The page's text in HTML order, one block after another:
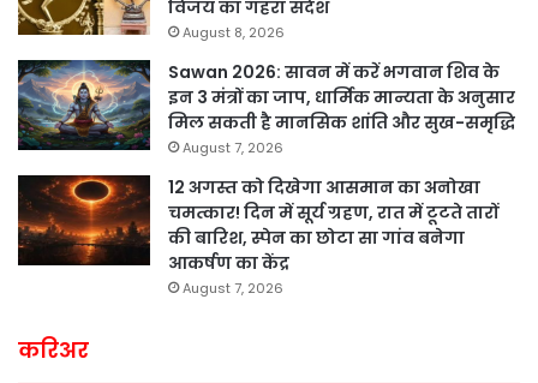
विजय का गहरा संदेश
August 8, 2026
Sawan 2026: सावन में करें भगवान शिव के
इन 3 मंत्रों का जाप, धार्मिक मान्यता के अनुसार
मिल सकती है मानसिक शांति और सुख-समृद्धि
August 7, 2026
12 अगस्त को दिखेगा आसमान का अनोखा
चमत्कार! दिन में सूर्य ग्रहण, रात में टूटते तारों
की बारिश, स्पेन का छोटा सा गांव बनेगा
आकर्षण का केंद्र
August 7, 2026
करिअर